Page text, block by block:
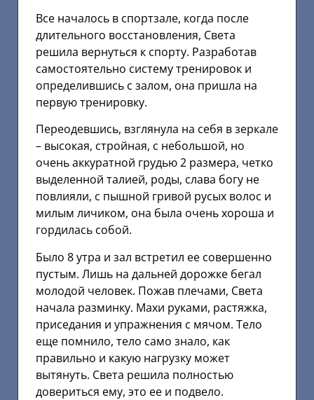
Все началось в спортзале, когда после
длительного восстановления, Света
решила вернуться к спорту. Разработав
самостоятельно систему тренировок и
определившись с залом, она пришла на
первую тренировку.
Переодевшись, взглянула на себя в зеркале
– высокая, стройная, с небольшой, но
очень аккуратной грудью 2 размера, четко
выделенной талией, роды, слава богу не
повлияли, с пышной гривой русых волос и
милым личиком, она была очень хороша и
гордилась собой.
Было 8 утра и зал встретил ее совершенно
пустым. Лишь на дальней дорожке бегал
молодой человек. Пожав плечами, Света
начала разминку. Махи руками, растяжка,
приседания и упражнения с мячом. Тело
еще помнило, тело само знало, как
правильно и какую нагрузку может
вытянуть. Света решила полностью
довериться ему, это ее и подвело.